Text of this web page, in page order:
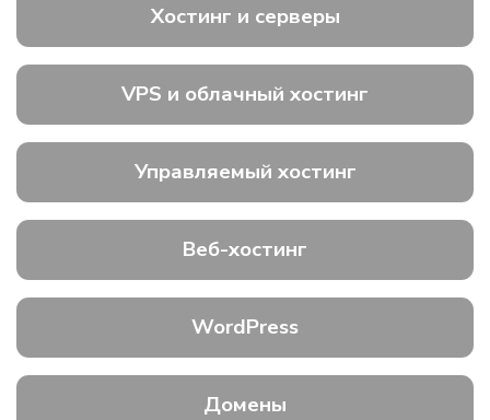
Хостинг и серверы
VPS и облачный хостинг
Управляемый хостинг
Веб-хостинг
WordPress
Домены